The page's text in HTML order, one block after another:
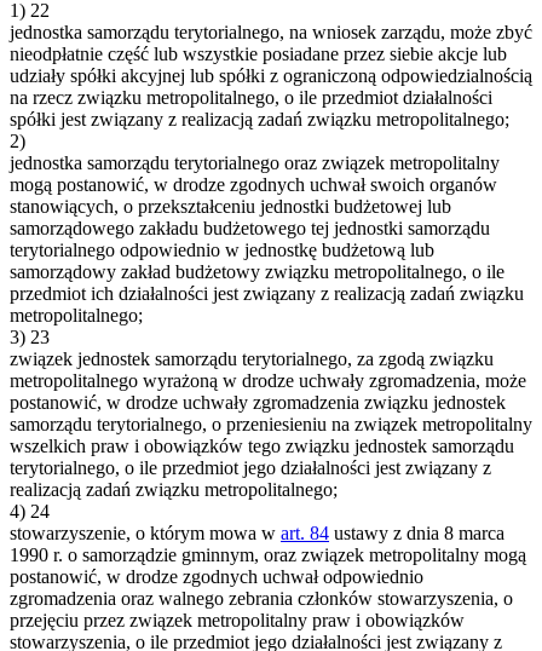
1) 22
jednostka samorządu terytorialnego, na wniosek zarządu, może zbyć
nieodpłatnie część lub wszystkie posiadane przez siebie akcje lub
udziały spółki akcyjnej lub spółki z ograniczoną odpowiedzialnością
na rzecz związku metropolitalnego, o ile przedmiot działalności
spółki jest związany z realizacją zadań związku metropolitalnego;
2)
jednostka samorządu terytorialnego oraz związek metropolitalny
mogą postanowić, w drodze zgodnych uchwał swoich organów
stanowiących, o przekształceniu jednostki budżetowej lub
samorządowego zakładu budżetowego tej jednostki samorządu
terytorialnego odpowiednio w jednostkę budżetową lub
samorządowy zakład budżetowy związku metropolitalnego, o ile
przedmiot ich działalności jest związany z realizacją zadań związku
metropolitalnego;
3) 23
związek jednostek samorządu terytorialnego, za zgodą związku
metropolitalnego wyrażoną w drodze uchwały zgromadzenia, może
postanowić, w drodze uchwały zgromadzenia związku jednostek
samorządu terytorialnego, o przeniesieniu na związek metropolitalny
wszelkich praw i obowiązków tego związku jednostek samorządu
terytorialnego, o ile przedmiot jego działalności jest związany z
realizacją zadań związku metropolitalnego;
4) 24
stowarzyszenie, o którym mowa w art. 84 ustawy z dnia 8 marca
1990 r. o samorządzie gminnym, oraz związek metropolitalny mogą
postanowić, w drodze zgodnych uchwał odpowiednio
zgromadzenia oraz walnego zebrania członków stowarzyszenia, o
przejęciu przez związek metropolitalny praw i obowiązków
stowarzyszenia, o ile przedmiot jego działalności jest związany z